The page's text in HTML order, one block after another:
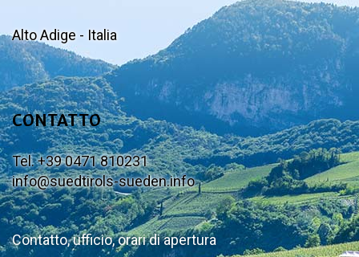
Alto Adige - Italia
CONTATTO
Tel. +39 0471 810231
info@suedtirols-sueden.info
Contatto, ufficio, orari di apertura